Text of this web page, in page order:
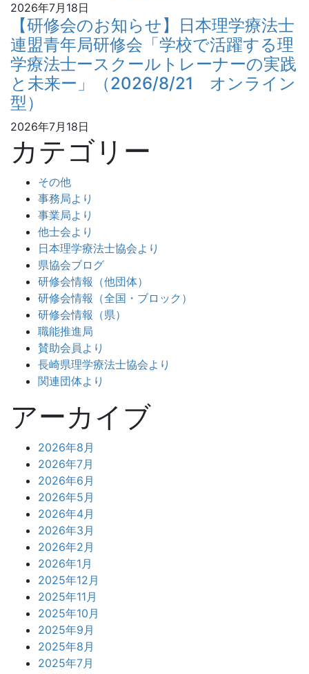
2026年7月18日
【研修会のお知らせ】日本理学療法士
連盟青年局研修会「学校で活躍する理
学療法士ースクールトレーナーの実践
と未来ー」（2026/8/21 オンライン
型）
2026年7月18日
カテゴリー
その他
事務局より
事業局より
他士会より
日本理学療法士協会より
県協会ブログ
研修会情報（他団体）
研修会情報（全国・ブロック）
研修会情報（県）
職能推進局
賛助会員より
長崎県理学療法士協会より
関連団体より
アーカイブ
2026年8月
2026年7月
2026年6月
2026年5月
2026年4月
2026年3月
2026年2月
2026年1月
2025年12月
2025年11月
2025年10月
2025年9月
2025年8月
2025年7月